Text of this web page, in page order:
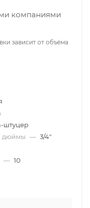
компаниями
зависит от объёма
штуцер
дюймы — 3/4"
— 10